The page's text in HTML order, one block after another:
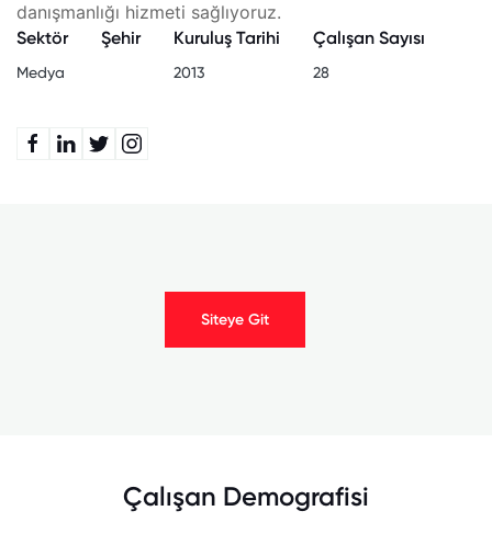
danışmanlığı hizmeti sağlıyoruz.
Sektör
Medya
Şehir Kuruluş Tarihi
2013
Çalışan Sayısı
28
Siteye Git
Çalışan Demografisi